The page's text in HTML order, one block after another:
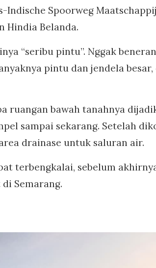
Spoorweg Maatschappij
Hindia Belanda.
“seribu pintu”. Nggak
pintu dan jendela
ruangan bawah tanahnya
sampai sekarang. Setelah
drainase untuk saluran air.
terbengkalai, sebelum
Semarang.